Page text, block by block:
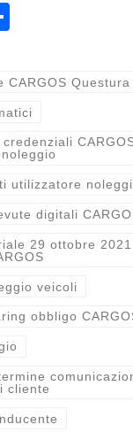
di
vi
di
Questura
utilizzatore
digitali
29 ottobre 2021
veicoli
obbligo
cliente